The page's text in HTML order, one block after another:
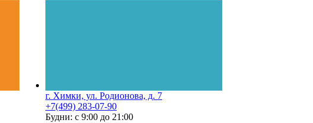
г. Химки, ул. Родионова, д. 7
+7(499) 283-07-90
Будни: с 9:00 до 21:00